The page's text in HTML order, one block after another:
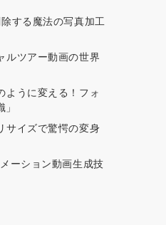
する魔法の写真加工
ルツアー動画の世界
ように変える！フォ
サイズで驚愕の変身
ーション動画生成技